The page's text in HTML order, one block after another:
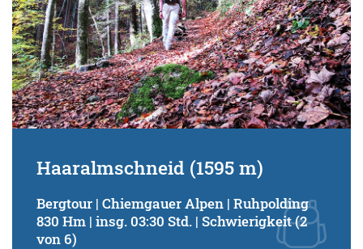
Haaralmschneid (1595 m)
Bergtour | Chiemgauer Alpen | Ruhpolding
830 Hm | insg. 03:30 Std. | Schwierigkeit (2
von 6)